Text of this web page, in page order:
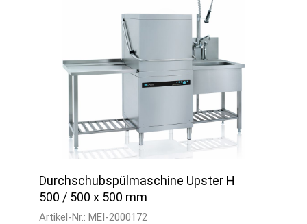
Durchschubspülmaschine Upster H
500 / 500 x 500 mm
Artikel-Nr.: MEI-2000172